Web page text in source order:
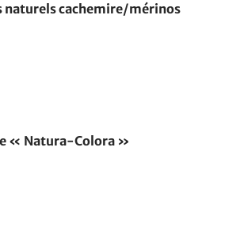
naturels cachemire/mérinos
« Natura-Colora »